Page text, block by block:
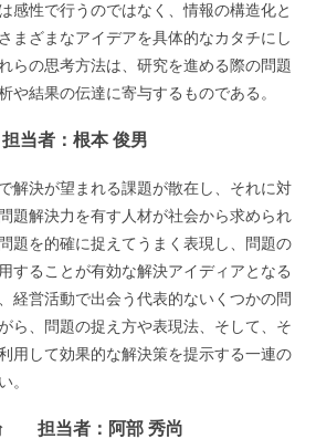
感性で行うのではなく、情報の構造化と
まざまなアイデアを具体的なカタチにし
らの思考方法は、研究を進める際の問題
や結果の伝達に寄与するものである。
者：根本 俊男
解決が望まれる課題が散在し、それに対
題解決力を有す人材が社会から求められ
題を的確に捉えてうまく表現し、問題の
することが有効な解決アイディアとなる
経営活動で出会う代表的ないくつかの問
ら、問題の捉え方や表現法、そして、そ
用して効果的な解決策を提示する一連の
。
担当者：阿部 秀尚